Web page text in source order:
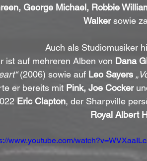
George Michael, Robbie
Walker sowie
Auch als Studiomusiker
ist auf mehreren Alben von Dana
(2006) sowie auf Leo Sayers
er bereits mit Pink, Joe Cocker
Eric Clapton, der Sharpville
Royal Albert
www.youtube.com/